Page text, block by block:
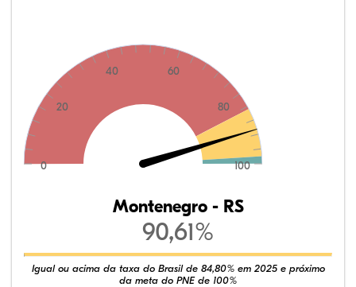
0
20
40 60
80
100
Montenegro - RS
90,61%
Igual ou acima da taxa do Brasil de 84,80% em 2025 e próximo
da meta do PNE de 100%